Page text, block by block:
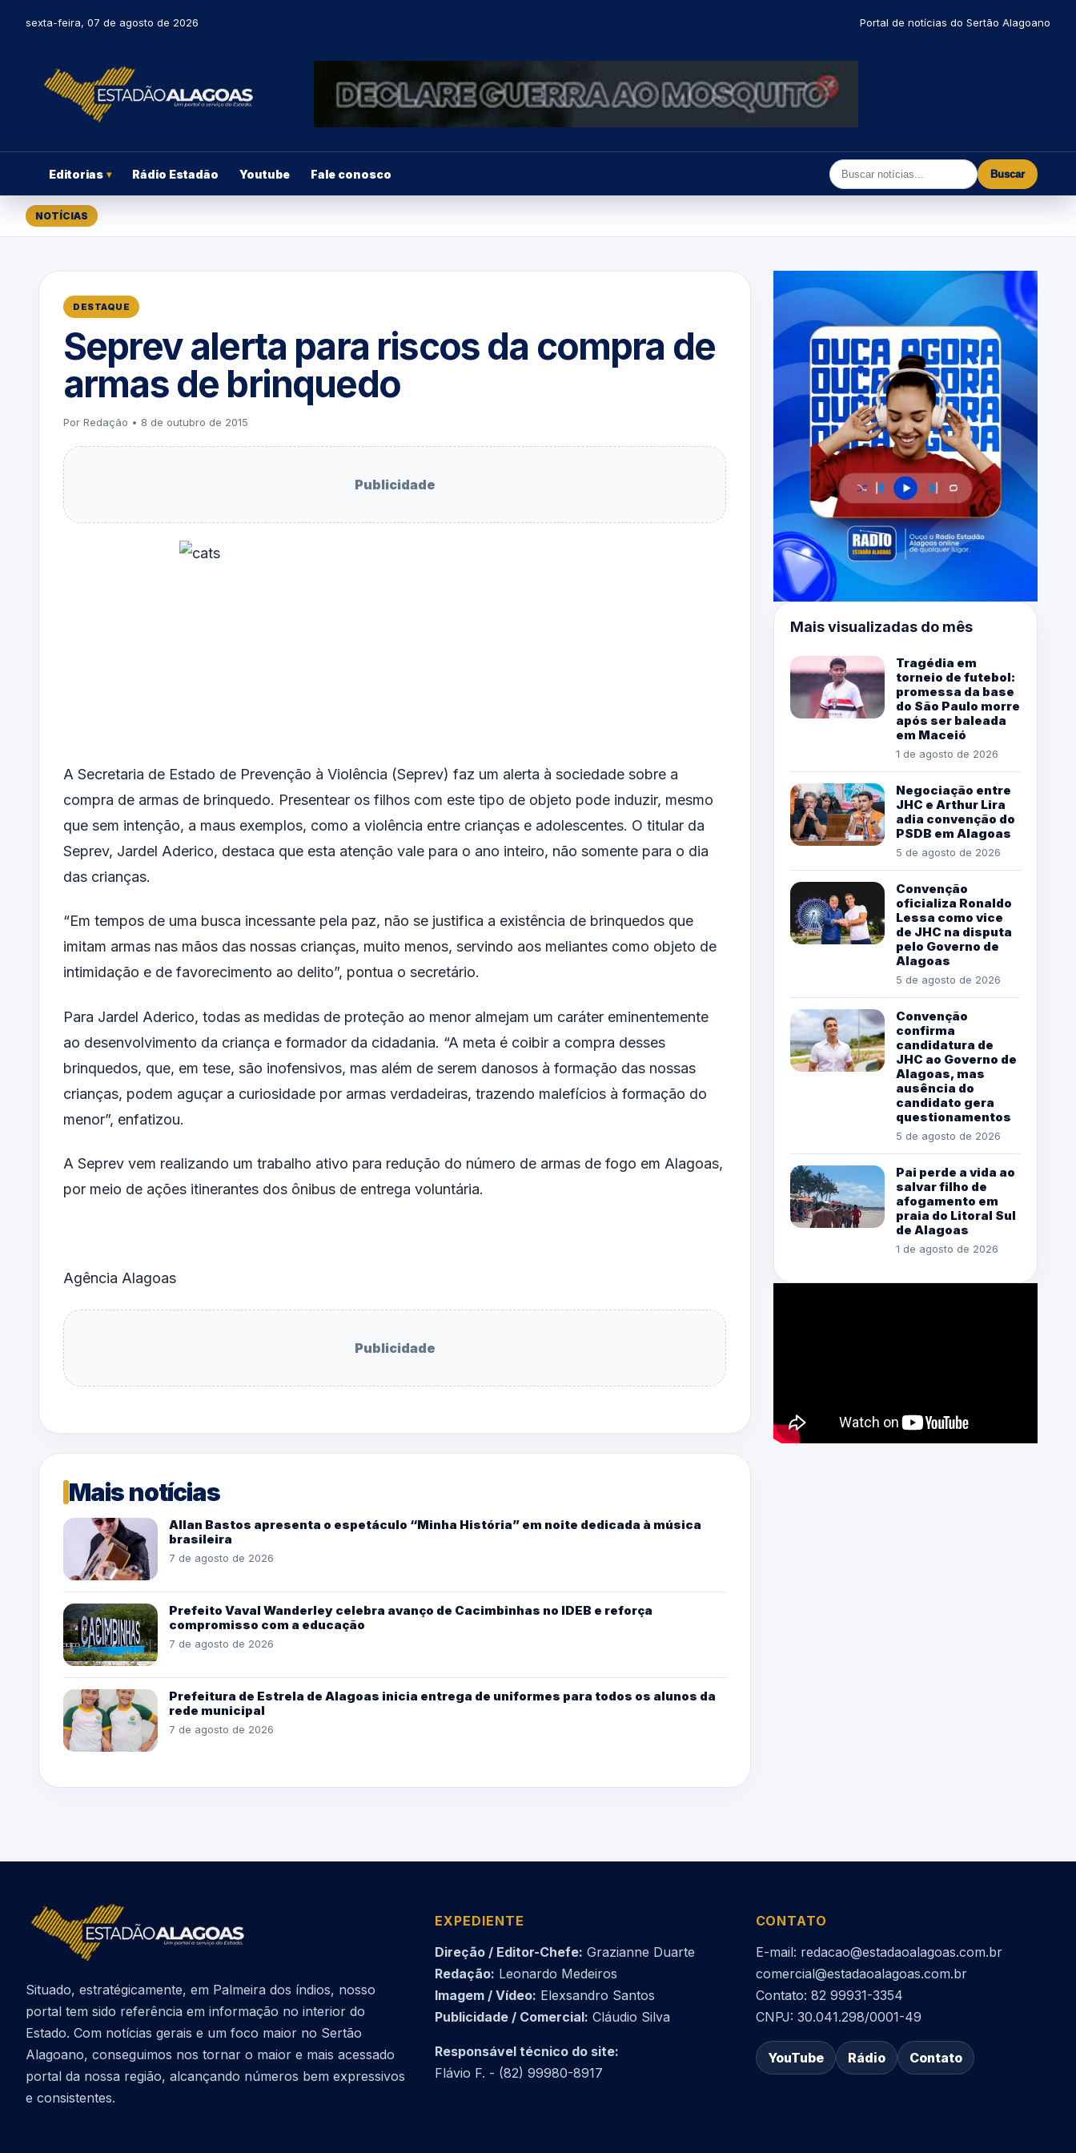
sexta-feira, 07 de agosto de 2026 Portal de notícias do Sertão Alagoano
Editorias ▾ Rádio Estadão Youtube Fale conosco Buscar
NOTÍCIAS
DESTAQUE
Seprev alerta para riscos da compra de
armas de brinquedo
Por Redação • 8 de outubro de 2015
Publicidade
A Secretaria de Estado de Prevenção à Violência (Seprev) faz um alerta à sociedade sobre a
compra de armas de brinquedo. Presentear os filhos com este tipo de objeto pode induzir, mesmo
que sem intenção, a maus exemplos, como a violência entre crianças e adolescentes. O titular da
Seprev, Jardel Aderico, destaca que esta atenção vale para o ano inteiro, não somente para o dia
das crianças.
“Em tempos de uma busca incessante pela paz, não se justifica a existência de brinquedos que
imitam armas nas mãos das nossas crianças, muito menos, servindo aos meliantes como objeto de
intimidação e de favorecimento ao delito”, pontua o secretário.
Para Jardel Aderico, todas as medidas de proteção ao menor almejam um caráter eminentemente
ao desenvolvimento da criança e formador da cidadania. “A meta é coibir a compra desses
brinquedos, que, em tese, são inofensivos, mas além de serem danosos à formação das nossas
crianças, podem aguçar a curiosidade por armas verdadeiras, trazendo malefícios à formação do
menor”, enfatizou.
A Seprev vem realizando um trabalho ativo para redução do número de armas de fogo em Alagoas,
por meio de ações itinerantes dos ônibus de entrega voluntária.
Agência Alagoas
Publicidade
Mais notícias
Allan Bastos apresenta o espetáculo “Minha História” em noite dedicada à música
brasileira
7 de agosto de 2026
Prefeito Vaval Wanderley celebra avanço de Cacimbinhas no IDEB e reforça
compromisso com a educação
7 de agosto de 2026
Prefeitura de Estrela de Alagoas inicia entrega de uniformes para todos os alunos da
rede municipal
7 de agosto de 2026
Mais visualizadas do mês
Tragédia em
torneio de futebol:
promessa da base
do São Paulo morre
após ser baleada
em Maceió
1 de agosto de 2026
Negociação entre
JHC e Arthur Lira
adia convenção do
PSDB em Alagoas
5 de agosto de 2026
Convenção
oficializa Ronaldo
Lessa como vice
de JHC na disputa
pelo Governo de
Alagoas
5 de agosto de 2026
Convenção
confirma
candidatura de
JHC ao Governo de
Alagoas, mas
ausência do
candidato gera
questionamentos
5 de agosto de 2026
Pai perde a vida ao
salvar filho de
afogamento em
praia do Litoral Sul
de Alagoas
1 de agosto de 2026
Situado, estratégicamente, em Palmeira dos índios, nosso
portal tem sido referência em informação no interior do
Estado. Com notícias gerais e um foco maior no Sertão
Alagoano, conseguimos nos tornar o maior e mais acessado
portal da nossa região, alcançando números bem expressivos
e consistentes.
EXPEDIENTE
Direção / Editor-Chefe: Grazianne Duarte
Redação: Leonardo Medeiros
Imagem / Vídeo: Elexsandro Santos
Publicidade / Comercial: Cláudio Silva
Responsável técnico do site:
Flávio F. - (82) 99980-8917
CONTATO
E-mail: redacao@estadaoalagoas.com.br
comercial@estadaoalagoas.com.br
Contato: 82 99931-3354
CNPJ: 30.041.298/0001-49
YouTube Rádio Contato